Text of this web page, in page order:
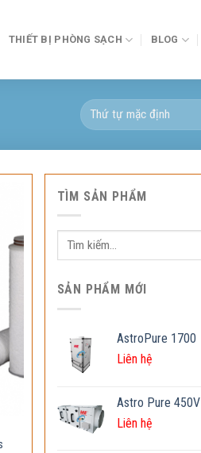
THIẾT BỊ PHÒNG SẠCH BLOG
TÌM SẢN PHẨM
Tìm
kiếm:
SẢN PHẨM MỚI
AstroPure 1700
Liên hệ
Astro Pure 450V
Liên hệ